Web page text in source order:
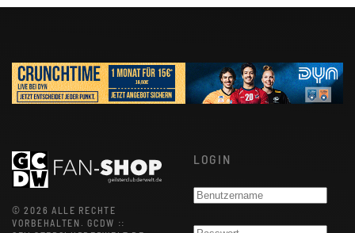
©2026 ALLE RECHTE
VORBEHALTEN.GCDW ::
LOGIN